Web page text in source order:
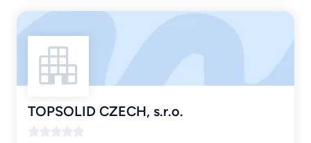
TOPSOLID CZECH, s.r.o.